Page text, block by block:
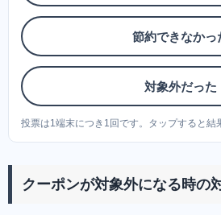
節約できなかっ
対象外だった
投票は1端末につき1回です。タップすると結
クーポンが対象外になる時の